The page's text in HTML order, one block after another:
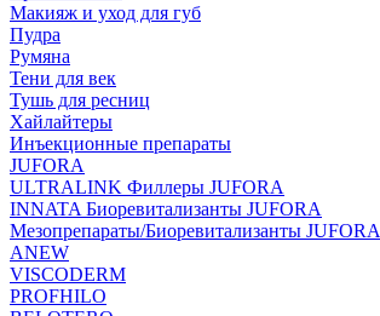
Макияж и уход для губ
Пудра
Румяна
Тени для век
Тушь для ресниц
Хайлайтеры
Инъекционные препараты
JUFORA
ULTRALINK Филлеры JUFORA
INNATA Биоревитализанты JUFORA
Мезопрепараты/Биоревитализанты JUFORA
ANEW
VISCODERM
PROFHILO